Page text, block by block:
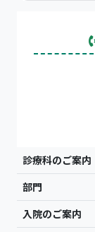
診療科のご案内
部門
入院のご案内